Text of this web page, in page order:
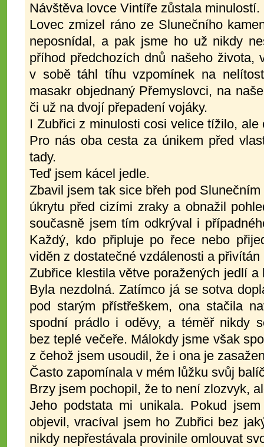
Návštěva lovce Vintíře zůstala minulostí.
Lovec zmizel ráno ze Slunečního
neposnídal, a pak jsme ho už nikdy
příhod předchozích dnů našeho života,
v sobě táhl tíhu vzpomínek na
masakr objednaný Přemyslovci, na
či už na dvojí přepadení vojáky.
I Zubřici z minulosti cosi velice tížilo,
Pro nás oba cesta za únikem před
tady.
Teď jsem kácel jedle.
Zbavil jsem tak sice břeh pod
úkrytu před cizími zraky a obnažil
současně jsem tím odkrýval i
Každý, kdo připluje po řece nebo
viděn z dostatečné vzdálenosti a
Zubřice klestila větve poražených jedlí
Byla nezdolná. Zatímco já se sotva
pod starým přístřeškem, ona stačila
spodní prádlo i oděvy, a téměř nikdy
bez teplé večeře. Málokdy jsme však
z čehož jsem usoudil, že i ona je
Často zapomínala v mém lůžku svůj
Brzy jsem pochopil, že to není zlozvyk,
Jeho podstata mi unikala. Pokud
objevil, vracíval jsem ho Zubřici bez
nikdy nepřestávala provinile omlouvat